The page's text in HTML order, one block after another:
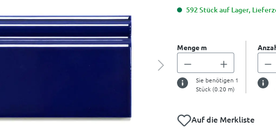
592 Stück auf Lager,
Menge m
Sie benötigen 1
Stück (0.20 m)
Auf die Merkliste